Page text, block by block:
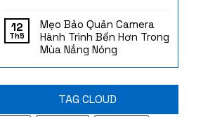
12
Th5
Mẹo Bảo Quản Camera
Hành Trình Bền Hơn Trong
Mùa Nắng Nóng
TAG CLOUD